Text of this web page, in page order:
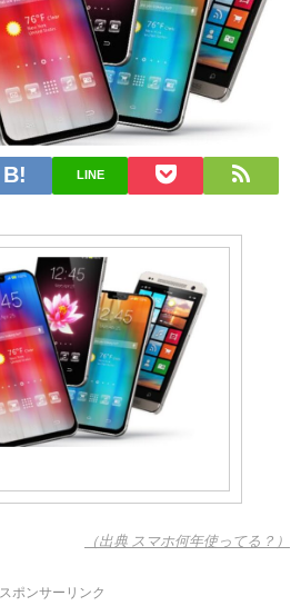
LINE
（出典 スマホ何年使ってる？）
スポンサーリンク